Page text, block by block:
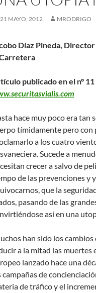
21 MAYO, 2012 MRODRIGO
Díaz Pineda,
publicado en el nº 11
hace muy poco era tan
tímidamente pero con
a los cuatro
Sucede a
crecer a salvo de
de las prevenciones y
que la
pasando de las
así en una
han sido los
a la mitad las muertes
lanzado hace una
campañas de
de tráfico y el